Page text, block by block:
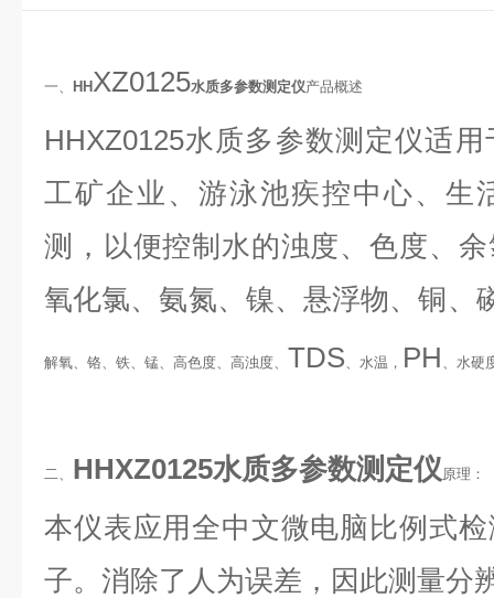
一、 HH XZ0125水质多参数测定仪产品概述
HHXZ0125水质多参数测定仪适用
工矿企业、游泳池疾控中心、生
测，以便控制水的浊度、色度、
氧化氯、氨氮、镍、悬浮物、铜、
解氧、铬、铁、锰、高色度、高浊度、 TDS、水温， PH 、水硬
二、 HHXZ0125水质多参数测定仪原理：
本仪表应用全中文微电脑比例式
子。消除了人为误差，因此测量分